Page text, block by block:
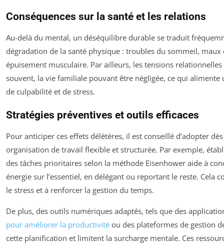
Conséquences sur la santé et les relations
Au-delà du mental, un déséquilibre durable se traduit
dégradation de la santé physique : troubles du sommeil, maux
épuisement musculaire. Par ailleurs, les tensions
souvent, la vie familiale pouvant être négligée, ce qui alimente
de culpabilité et de stress.
Stratégies préventives et outils efficaces
Pour anticiper ces effets délétères, il est conseillé d’adopter
organisation de travail flexible et structurée. Par exemple,
des tâches prioritaires selon la méthode Eisenhower aide à
énergie sur l’essentiel, en délégant ou reportant le reste. Cela
le stress et à renforcer la gestion du temps.
De plus, des outils numériques adaptés, tels que des
pour améliorer la productivité ou des plateformes de gestion
cette planification et limitent la surcharge mentale. Ces